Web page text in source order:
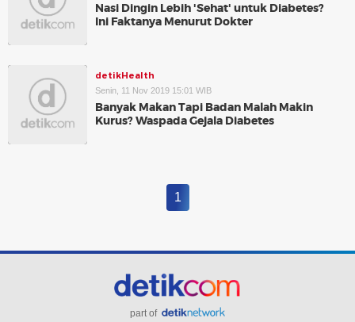
Nasi Dingin Lebih 'Sehat' untuk Diabetes?
Ini Faktanya Menurut Dokter
detikHealth
Senin, 11 Nov 2019 15:01 WIB
Banyak Makan Tapi Badan Malah Makin
Kurus? Waspada Gejala Diabetes
1
part of